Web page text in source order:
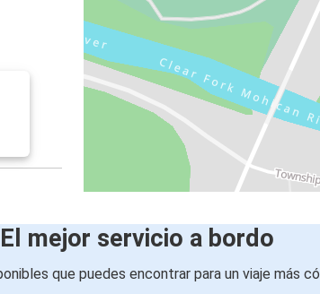
El mejor servicio a bordo
que puedes encontrar para un viaje más